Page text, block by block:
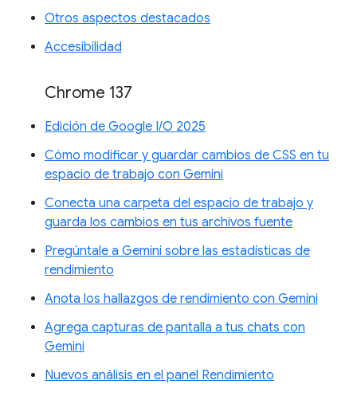
Otros aspectos destacados
Accesibilidad
Chrome 137
Edición de Google I/O 2025
Cómo modificar y guardar cambios de CSS en tu
espacio de trabajo con Gemini
Conecta una carpeta del espacio de trabajo y
guarda los cambios en tus archivos fuente
Pregúntale a Gemini sobre las estadísticas de
rendimiento
Anota los hallazgos de rendimiento con Gemini
Agrega capturas de pantalla a tus chats con
Gemini
Nuevos análisis en el panel Rendimiento